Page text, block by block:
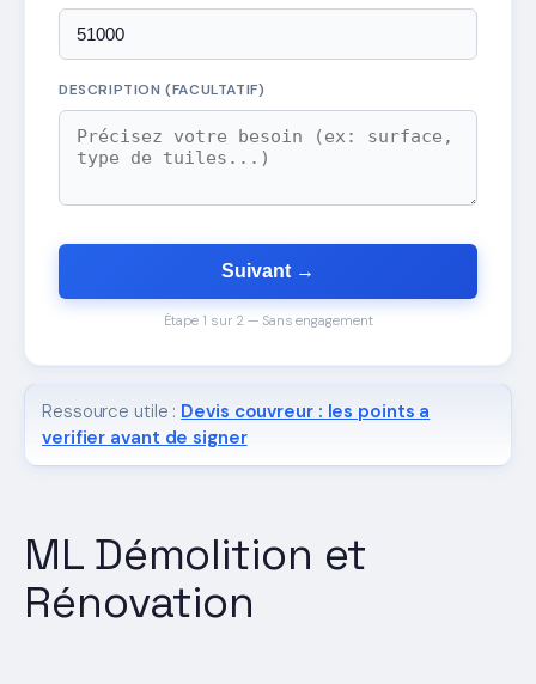
ML Démolition et
Rénovation
DESCRIPTION (FACULTATIF)
Suivant →
Étape 1 sur 2 — Sans engagement
Ressource utile : Devis couvreur : les points a
verifier avant de signer